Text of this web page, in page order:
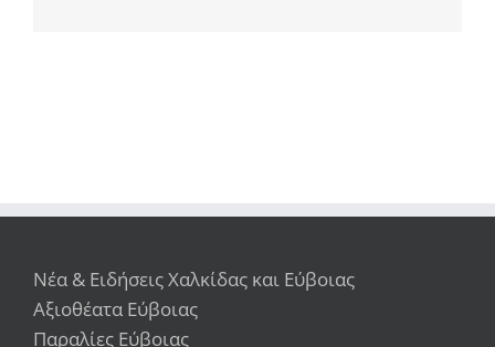
Νέα & Ειδήσεις Χαλκίδας και Εύβοιας
Αξιοθέατα Εύβοιας
Παραλίες Εύβοιας